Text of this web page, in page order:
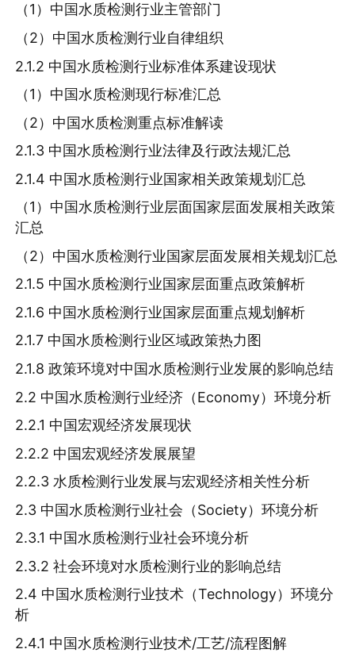
（1）中国水质检测行业主管部门
（2）中国水质检测行业自律组织
2.1.2 中国水质检测行业标准体系建设现状
（1）中国水质检测现行标准汇总
（2）中国水质检测重点标准解读
2.1.3 中国水质检测行业法律及行政法规汇总
2.1.4 中国水质检测行业国家相关政策规划汇总
（1）中国水质检测行业层面国家层面发展相关政策
汇总
（2）中国水质检测行业国家层面发展相关规划汇总
2.1.5 中国水质检测行业国家层面重点政策解析
2.1.6 中国水质检测行业国家层面重点规划解析
2.1.7 中国水质检测行业区域政策热力图
2.1.8 政策环境对中国水质检测行业发展的影响总结
2.2 中国水质检测行业经济（Economy）环境分析
2.2.1 中国宏观经济发展现状
2.2.2 中国宏观经济发展展望
2.2.3 水质检测行业发展与宏观经济相关性分析
2.3 中国水质检测行业社会（Society）环境分析
2.3.1 中国水质检测行业社会环境分析
2.3.2 社会环境对水质检测行业的影响总结
2.4 中国水质检测行业技术（Technology）环境分
析
2.4.1 中国水质检测行业技术/工艺/流程图解